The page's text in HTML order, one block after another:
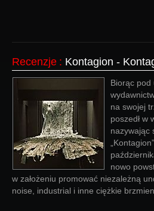
Recenzje : Kontagion -
Biorąc pod
na swojej
poszedł w
nazywając
nowo
w założeniu promować niezależną
noise, industrial i inne ciężkie